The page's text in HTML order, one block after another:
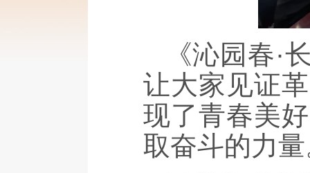
《沁园春
让大家见证
现了青春美
取奋斗的力